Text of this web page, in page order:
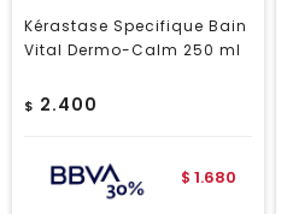
Kérastase Specifique Bain
Vital Dermo-Calm 250 ml
$ 2.400
$ 1.680